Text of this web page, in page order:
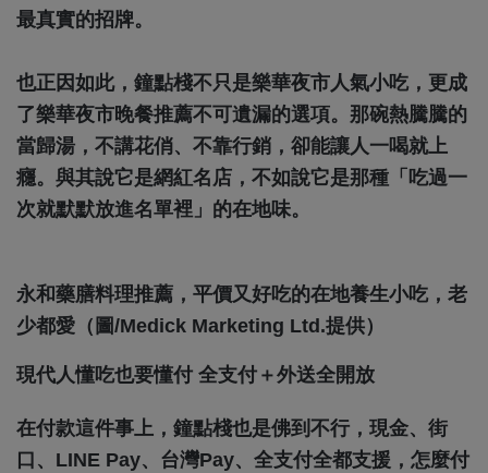
最真實的招牌。
也正因如此，鐘點棧不只是樂華夜市人氣小吃，更成
了樂華夜市晚餐推薦不可遺漏的選項。那碗熱騰騰的
當歸湯，不講花俏、不靠行銷，卻能讓人一喝就上
癮。與其說它是網紅名店，不如說它是那種「吃過一
次就默默放進名單裡」的在地味。
永和藥膳料理推薦，平價又好吃的在地養生小吃，老
少都愛（圖/Medick Marketing Ltd.提供）
現代人懂吃也要懂付 全支付＋外送全開放
在付款這件事上，鐘點棧也是佛到不行，現金、街
口、LINE Pay、台灣Pay、全支付全都支援，怎麼付